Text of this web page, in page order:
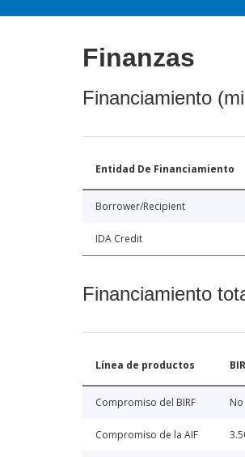
Finanzas
Financiamiento
Entidad De Financiamiento
Borrower/Recipient
IDA Credit
Financiamiento
Línea de productos
Compromiso del BIRF
Compromiso de la AIF